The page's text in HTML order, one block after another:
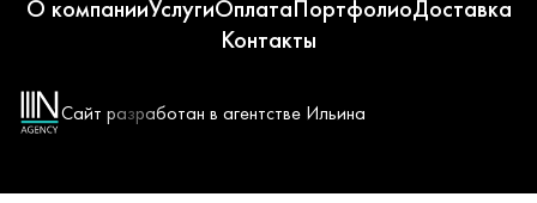
О компанииУслугиОплатаПортфолиоДоставка
Контакты
Сайт разработан в агентстве Ильина